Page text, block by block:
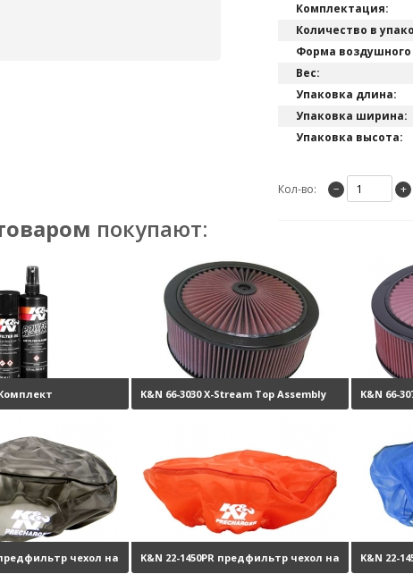
Комплектация:
Количество в
Форма
Вес:
Упаковка длина:
Упаковка ширина:
Упаковка высота:
Кол-во: − +
покупают:
Комплект
3800 руб.
K&N 66-3030 X-Stream Top Assembly K&N 66-
предфильтр чехол на K&N 22-1450PR предфильтр чехол на K&N 22-